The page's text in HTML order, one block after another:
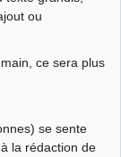
ou
ce sera plus
se sente
la rédaction de